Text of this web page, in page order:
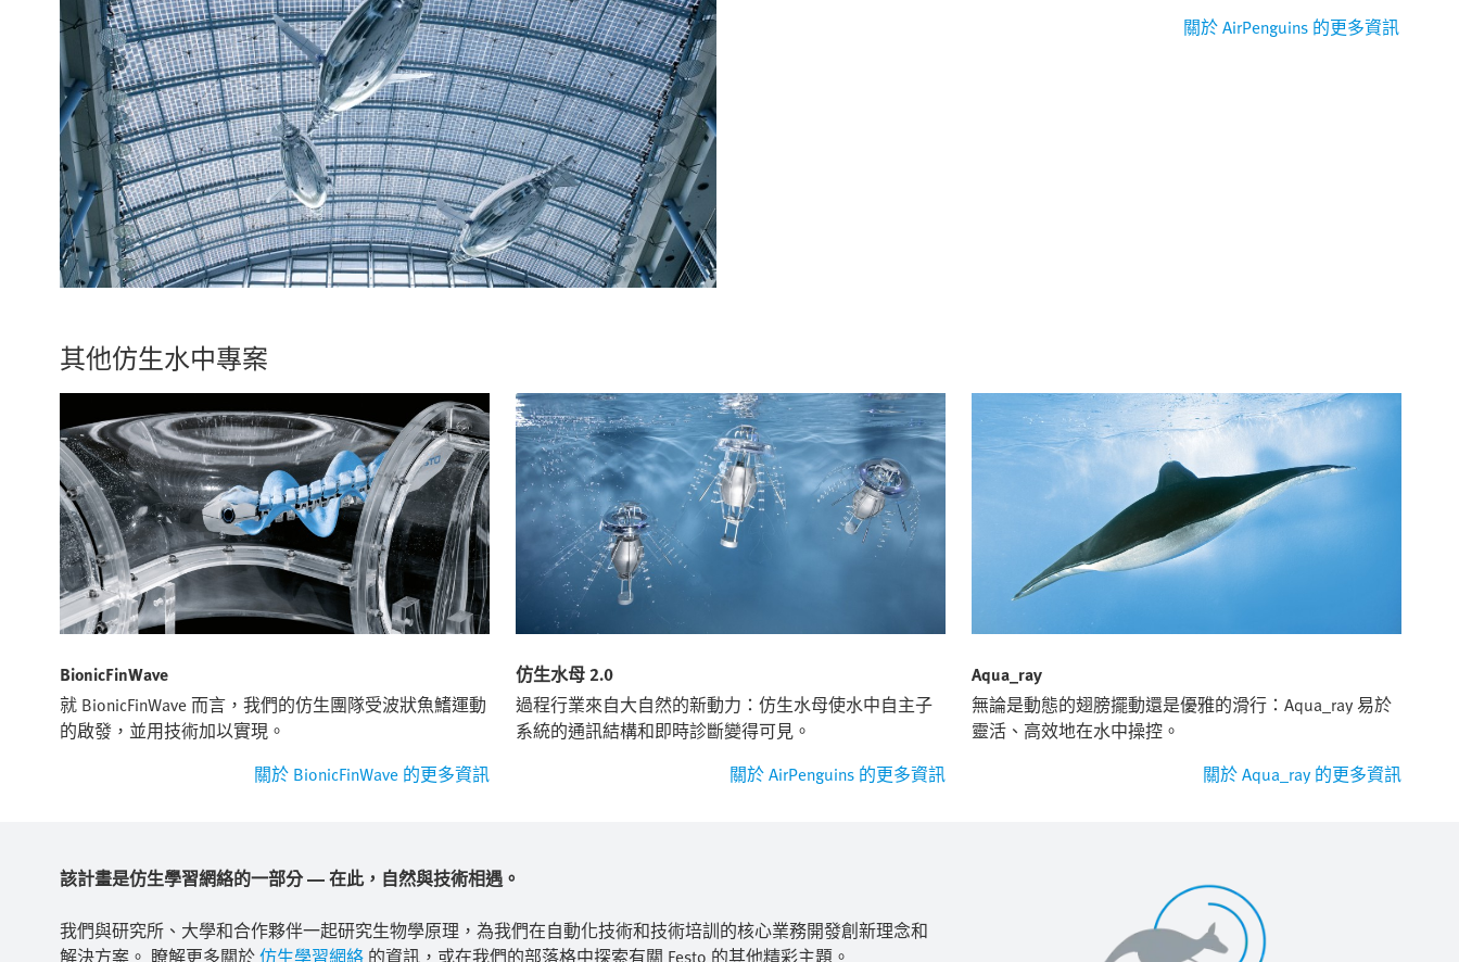
關於 AirPenguins 的更多資訊
其他仿生水中專案
BionicFinWave
就 BionicFinWave 而言，我們的仿生團隊受波狀魚鰭運動
的啟發，並用技術加以實現。
關於 BionicFinWave 的更多資訊
仿生水母 2.0
過程行業來自大自然的新動力：仿生水母使水中自主子
系統的通訊結構和即時診斷變得可見。
關於 AirPenguins 的更多資訊
Aqua_ray
無論是動態的翅膀擺動還是優雅的滑行：Aqua_ray 易於
靈活、高效地在水中操控。
關於 Aqua_ray 的更多資訊
該計畫是仿生學習網絡的一部分 — 在此，自然與技術相遇。
我們與研究所、大學和合作夥伴一起研究生物學原理，為我們在自動化技術和技術培訓的核心業務開發創新理念和
解決方案。 瞭解更多關於仿生學習網絡 的資訊，或在我們的部落格中探索有關 Festo 的其他精彩主題。